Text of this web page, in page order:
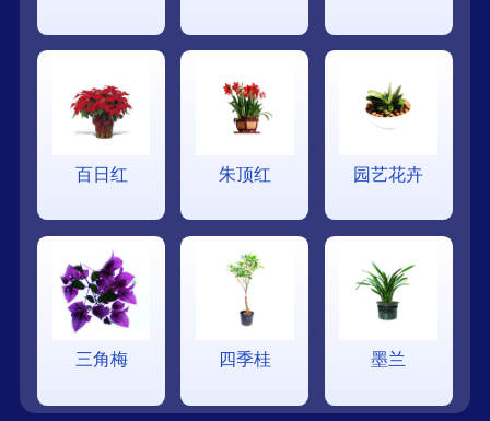
百日红 朱顶红 园艺花卉
三角梅 四季桂 墨兰